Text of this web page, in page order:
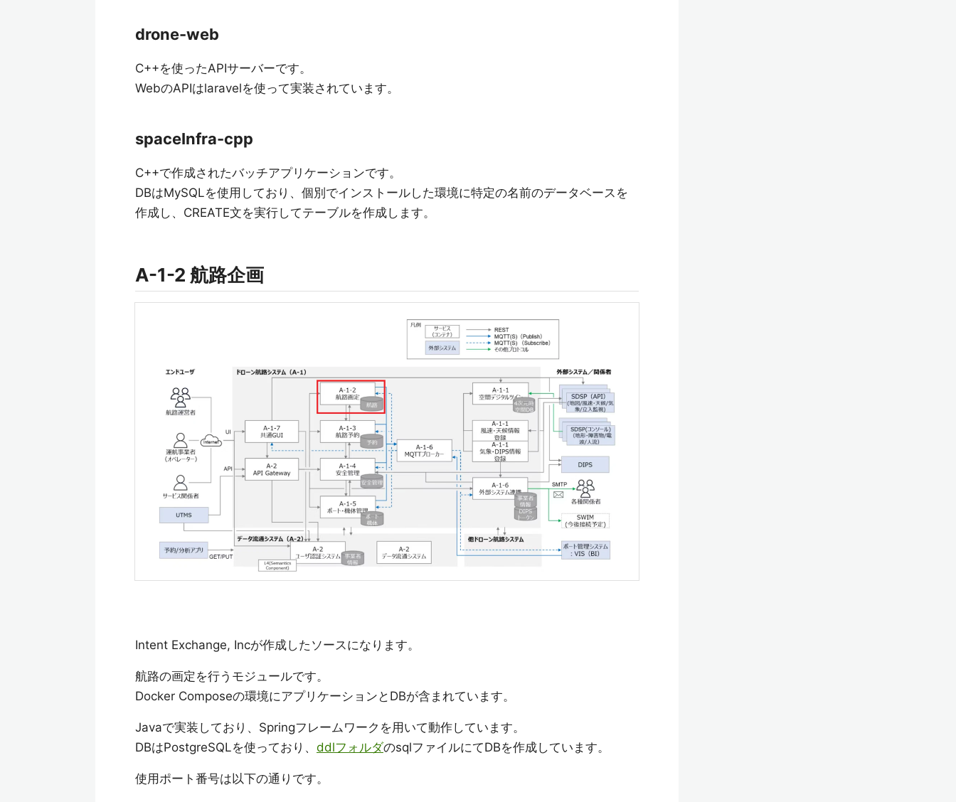
drone-web
C++を使ったAPIサーバーです。
WebのAPIはlaravelを使って実装されています。
spaceInfra-cpp
C++で作成されたバッチアプリケーションです。
DBはMySQLを使用しており、個別でインストールした環境に特定の名前のデータベースを
作成し、CREATE文を実行してテーブルを作成します。
A-1-2 航路企画
Intent Exchange, Incが作成したソースになります。
航路の画定を行うモジュールです。
Docker Composeの環境にアプリケーションとDBが含まれています。
Javaで実装しており、Springフレームワークを用いて動作しています。
DBはPostgreSQLを使っており、 ddlフォルダのsqlファイルにてDBを作成しています。
使用ポート番号は以下の通りです。